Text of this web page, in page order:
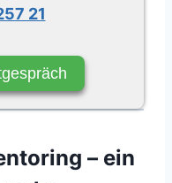
21
– ein